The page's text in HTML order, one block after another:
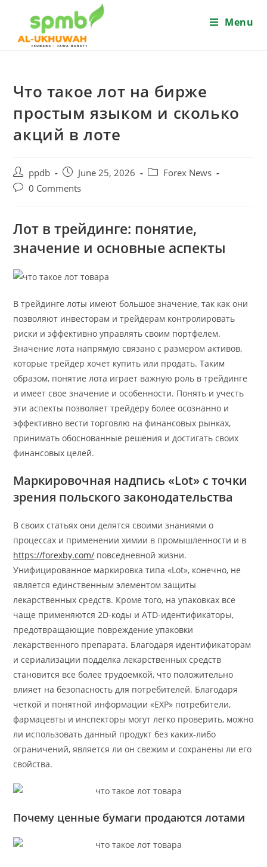
content
Menu
Что такое лот на бирже
простым языком и сколько
акций в лоте
Post
author:
ppdb
Post
published:
June 25, 2026
PostForex News
Post0 Comments
Лот в трейдинге: понятие,
значение и основные аспекты
В трейдинге лоты имеют большое значение, так как они
позволяют инвесторам и трейдерам контролировать
риски и эффективно управлять своим портфелем.
Значение лота напрямую связано с размером активов,
которые трейдер хочет купить или продать. Таким
образом, понятие лота играет важную роль в трейдинге
и имеет свое значение и особенности. Понять и учесть
эти аспекты позволяет трейдеру более осознанно и
эффективно вести торговлю на финансовых рынках,
принимать обоснованные решения и достигать своих
финансовых целей.
Маркировочная надпись «Lot» с точки
зрения польского законодательства
В своих статьях они делятся своими знаниями о
процессах и применении химии в промышленности и в
https://forexby.com/ повседневной жизни.
Унифицированное маркировка типа «Lot», конечно, не
является единственным элементом защиты
лекарственных средств. Кроме того, на упаковках все
чаще применяются 2D-коды и ATD-идентификаторы,
предотвращающие повреждение упаковки
лекарственного препарата. Благодаря идентификаторам
и сериализации подделка лекарственных средств
становится все более трудоемкой, что положительно
влияет на безопасность для потребителей. Благодаря
четкой и понятной информации «EXP» потребители,
фармацевты и инспекторы могут легко проверить, можно
ли использовать данный продукт без каких-либо
ограничений, является ли он свежим и сохранены ли его
свойства.
Почему ценные бумаги продаются лотами